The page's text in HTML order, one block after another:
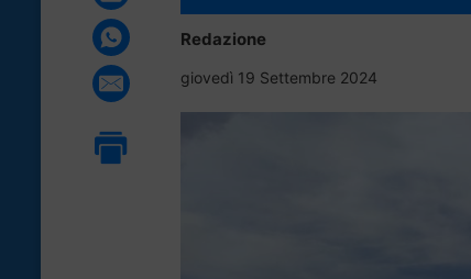
Redazione
giovedì 19 Settembre 2024